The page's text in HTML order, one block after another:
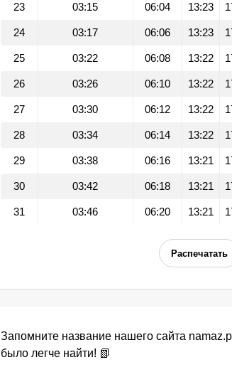
23 03:15 06:04 13:23
24 03:17 06:06 13:23
25 03:22 06:08 13:22
26 03:26 06:10 13:22
27 03:30 06:12 13:22
28 03:34 06:14 13:22
29 03:38 06:16 13:21
30 03:42 06:18 13:21
31 03:46 06:20 13:21
Распечатать
Запомните название нашего сайта
было легче найти! 📗